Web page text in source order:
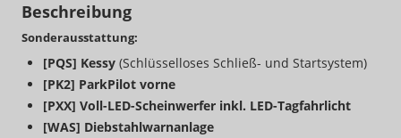
Beschreibung
Sonderausstattung:
[PQS] Kessy (Schlüsselloses Schließ- und Startsystem)
[PK2] ParkPilot vorne
[PXX] Voll-LED-Scheinwerfer inkl. LED-Tagfahrlicht
[WAS] Diebstahlwarnanlage